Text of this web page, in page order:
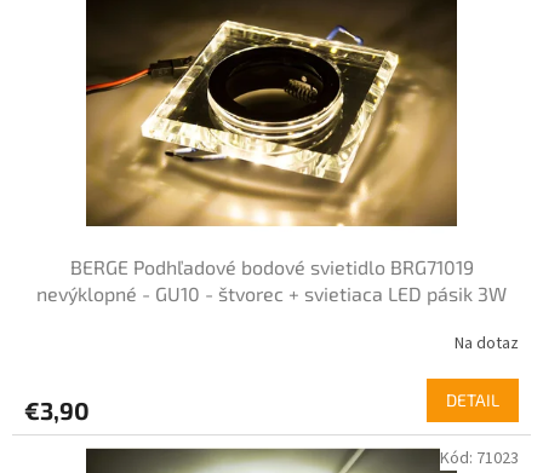
BERGE Podhľadové bodové svietidlo BRG71019
nevýklopné - GU10 - štvorec + svietiaca LED pásik 3W
Na dotaz
€3,90 DETAIL
Kód: 71023